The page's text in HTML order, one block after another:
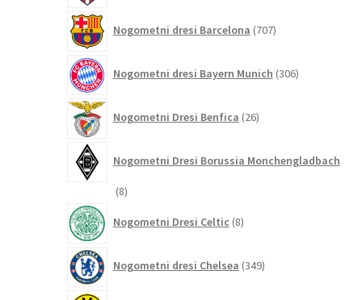
Nogometni dresi Barcelona 707izdelkov
Nogometni dresi Bayern Munich 306izdelkov
Nogometni Dresi Benfica 26izdelkov
Nogometni Dresi Borussia Monchengladbach
88
Nogometni Dresi Celtic 8izdelkov
Nogometni dresi Chelsea 349izdelkov